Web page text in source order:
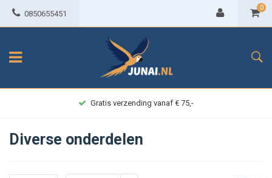
0850655451
0
Achteraf betalen
Diverse onderdelen